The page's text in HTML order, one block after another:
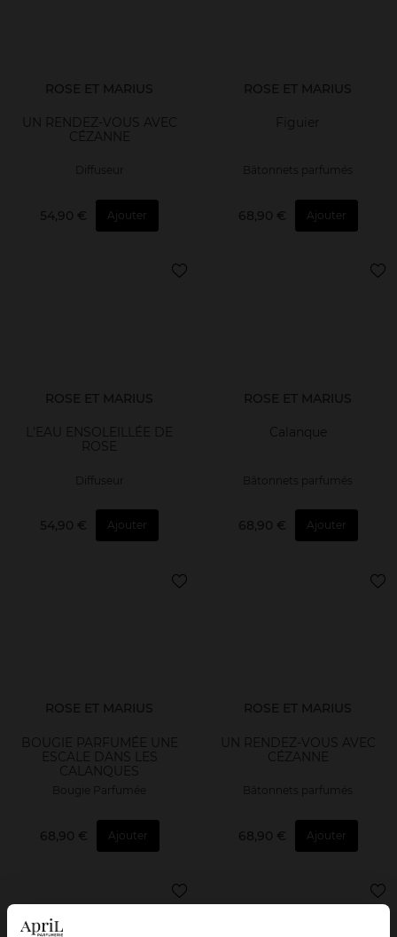
ROSE ET MARIUS
UN RENDEZ-VOUS AVEC
CÉZANNE
54,90 € Ajouter
ROSE ET MARIUS
Figuier
Bâtonnets parfumés
68,90 € Ajouter
ROSE ET MARIUS
L'EAU ENSOLEILLÉE DE
ROSE
54,90 € Ajouter
ROSE ET MARIUS
Calanque
Bâtonnets parfumés
68,90 € Ajouter
ROSE ET MARIUS
BOUGIE PARFUMÉE UNE
ESCALE DANS LES
CALANQUES
Bougie Parfumée
68,90 € Ajouter
ROSE ET MARIUS
UN RENDEZ-VOUS AVEC
CÉZANNE
Bâtonnets parfumés
68,90 € Ajouter